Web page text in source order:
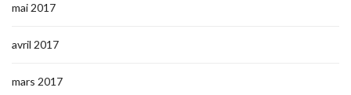
mai 2017
avril 2017
mars 2017